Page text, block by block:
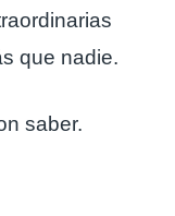
que nadie.
saber.